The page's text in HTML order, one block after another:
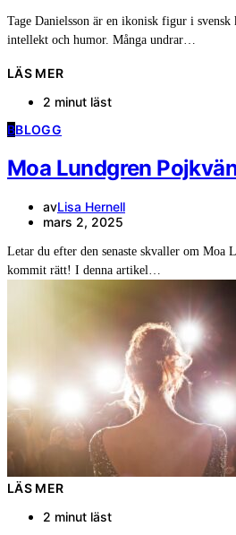
Tage Danielsson är en ikonisk figur i
intellekt och humor. Många undrar…
LÄS MER
2 minut läst
BBLOGG
Moa Lundgren
avLisa Hernell
mars 2, 2025
Letar du efter den senaste skvaller om Moa
kommit rätt! I denna artikel…
LÄS MER
2 minut läst